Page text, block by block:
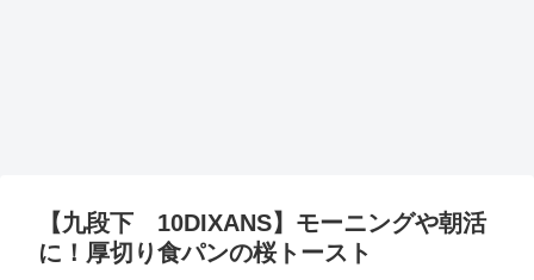
【九段下 10DIXANS】モーニングや朝活
に！厚切り食パンの桜トースト